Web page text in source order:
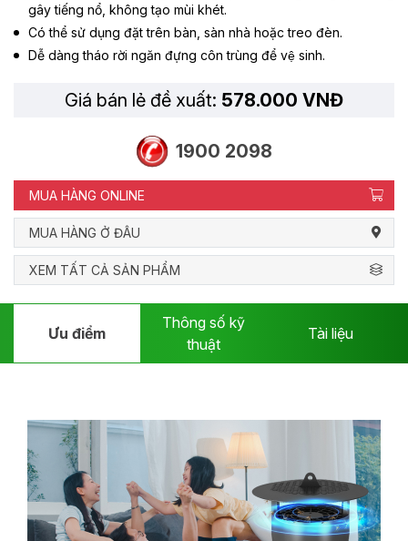
gây tiếng nổ, không tạo mùi khét.
Có thể sử dụng đặt trên bàn, sàn nhà hoặc treo đèn.
Dễ dàng tháo rời ngăn đựng côn trùng để vệ sinh.
Giá bán lẻ đề xuất: 578.000 VNĐ
1900 2098
MUA HÀNG ONLINE
MUA HÀNG Ở ĐÂU
XEM TẤT CẢ SẢN PHẨM
Ưu điểm
Thông số kỹ
thuật
Tài liệu